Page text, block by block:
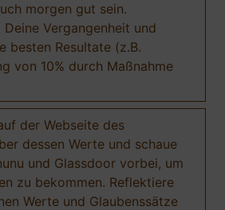
morgen gut sein.
Vergangenheit und
besten Resultate (z.B.
von 10% durch Maßnahme
der Webseite des
dessen Werte und schaue
und Glassdoor vorbei, um
zu bekommen. Reflektiere
Werte und Glaubenssätze